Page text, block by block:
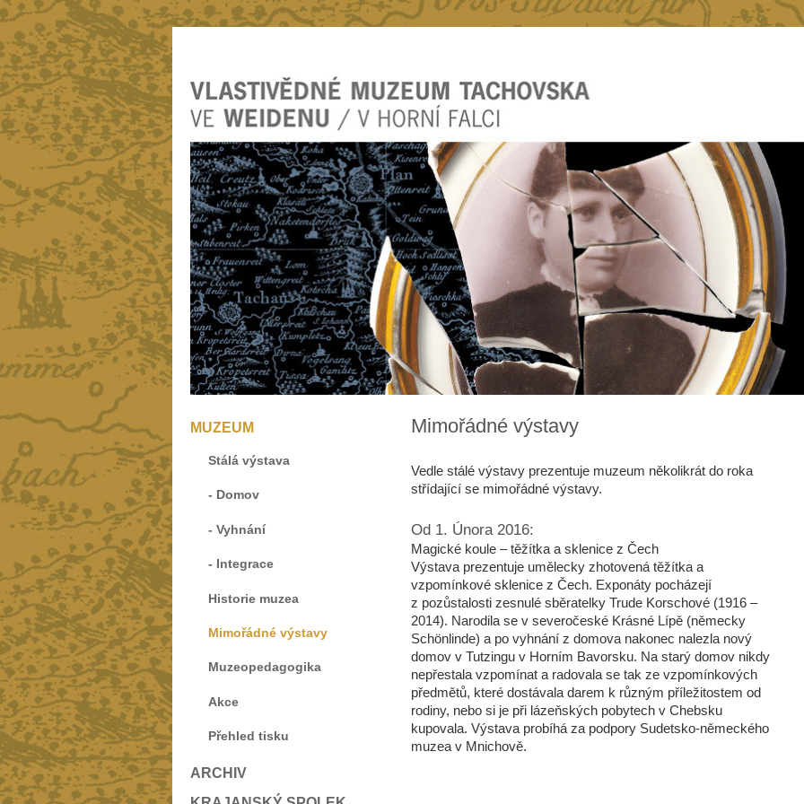
MUZEUM
Stálá výstava
- Domov
- Vyhnání
- Integrace
Historie muzea
Mimořádné výstavy
Muzeopedagogika
Akce
Přehled tisku
ARCHIV
Mimořádné výstavy
Vedle stálé výstavy prezentuje muzeum několikrát do roka
střídající se mimořádné výstavy.
Od 1. Února 2016:
Magické koule – těžítka a sklenice z Čech
Výstava prezentuje umělecky zhotovená těžítka a
vzpomínkové sklenice z Čech. Exponáty pocházejí
z pozůstalosti zesnulé sběratelky Trude Korschové (1916 –
2014). Narodila se v severočeské Krásné Lípě (německy
Schönlinde) a po vyhnání z domova nakonec nalezla nový
domov v Tutzingu v Horním Bavorsku. Na starý domov nikdy
nepřestala vzpomínat a radovala se tak ze vzpomínkových
předmětů, které dostávala darem k různým příležitostem od
rodiny, nebo si je při lázeňských pobytech v Chebsku
kupovala. Výstava probíhá za podpory Sudetsko-německého
muzea v Mnichově.